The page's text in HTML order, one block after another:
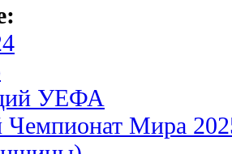
УЕФА
Мира